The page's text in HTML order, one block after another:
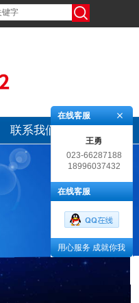
联系我们
在线客服
王勇
023-66287188
18996037432
在线客服
用心服务 成就你我